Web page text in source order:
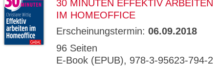
30 MINUTEN EFFEKTIV ARBEITEN
IM HOMEOFFICE
Erscheinungstermin: 06.09.2018
96 Seiten
E-Book (EPUB), 978-3-95623-794-2